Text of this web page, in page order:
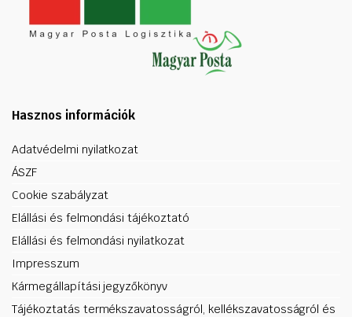
Hasznos információk
Adatvédelmi nyilatkozat
ÁSZF
Cookie szabályzat
Elállási és felmondási tájékoztató
Elállási és felmondási nyilatkozat
Impresszum
Kármegállapítási jegyzőkönyv
Tájékoztatás termékszavatosságról, kellékszavatosságról és